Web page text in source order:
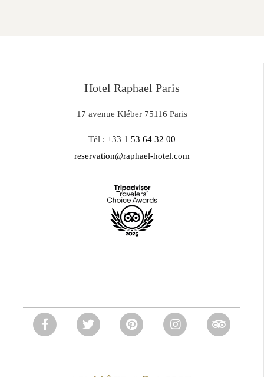
Hotel Raphael Paris
17 avenue Kléber 75116 Paris
Tél : +33 1 53 64 32 00
reservation@raphael-hotel.com